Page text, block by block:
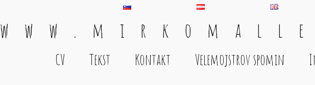
w w w . m i r k o m a l l e
CV Tekst Kontakt Velemojstrov spomin